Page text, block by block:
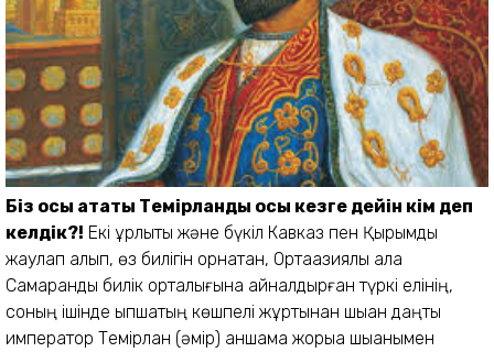
Біз осы атақты Темірланды осы кезге дейін кім деп
келдік?! Екі құрлықты және бүкіл Кавказ пен Қырымды
жаулап алып, өз билігін орнатқан, Ортаазиялық қала
Самарқанды билік орталығына айналдырған түркі елінің,
соның ішінде қыпшақтың көшпелі жұртынан шыққан даңқты
император Темірлан (әмір) қаншама жорыққа шыққанымен